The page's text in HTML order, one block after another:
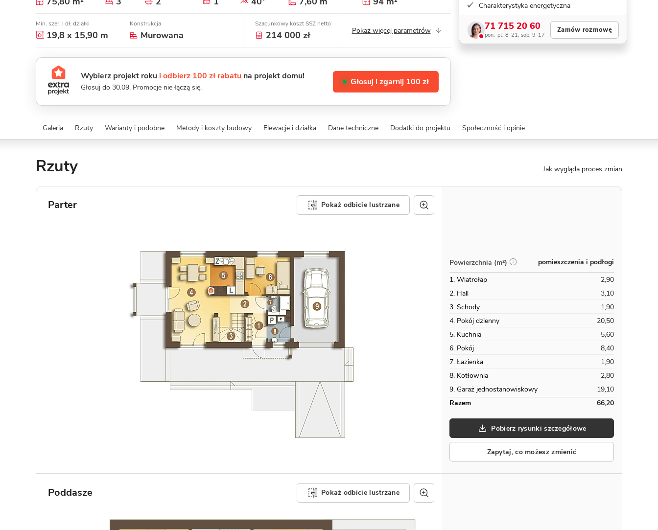
Min. szer. i dł. działki
19,8 x 15,90 m
Konstrukcja
Murowana
Szacunkowy koszt SSZ netto
214 000 zł Pokaż więcej parametrów
Wybierz projekt roku i odbierz 100 zł rabatu na projekt domu!
Głosuj do 30.09. Promocje nie łączą się.
Głosuj i zgarnij 100 zł
Charakterystyka energetyczna
71 715 20 60
pon.-pt. 8-21, sob. 9-17
Zamów rozmowę
Galeria Rzuty Warianty i podobne Metody i koszty budowy Elewacje i działka Dane techniczne Dodatki do projektu Społeczność i opinie
Rzuty Jak wygląda proces zmian
Parter Pokaż odbicie lustrzane
Powierzchnia (m²)
pomieszczenia i podłogi
1. Wiatrołap
2,90
2. Hall
3,10
3. Schody
1,90
4. Pokój dzienny
20,50
5. Kuchnia
5,60
6. Pokój
8,40
7. Łazienka
1,90
8. Kotłownia
2,80
9. Garaż jednostanowiskowy
19,10
Razem
66,20
Pobierz rysunki szczegółowe
Zapytaj, co możesz zmienić
Poddasze Pokaż odbicie lustrzane